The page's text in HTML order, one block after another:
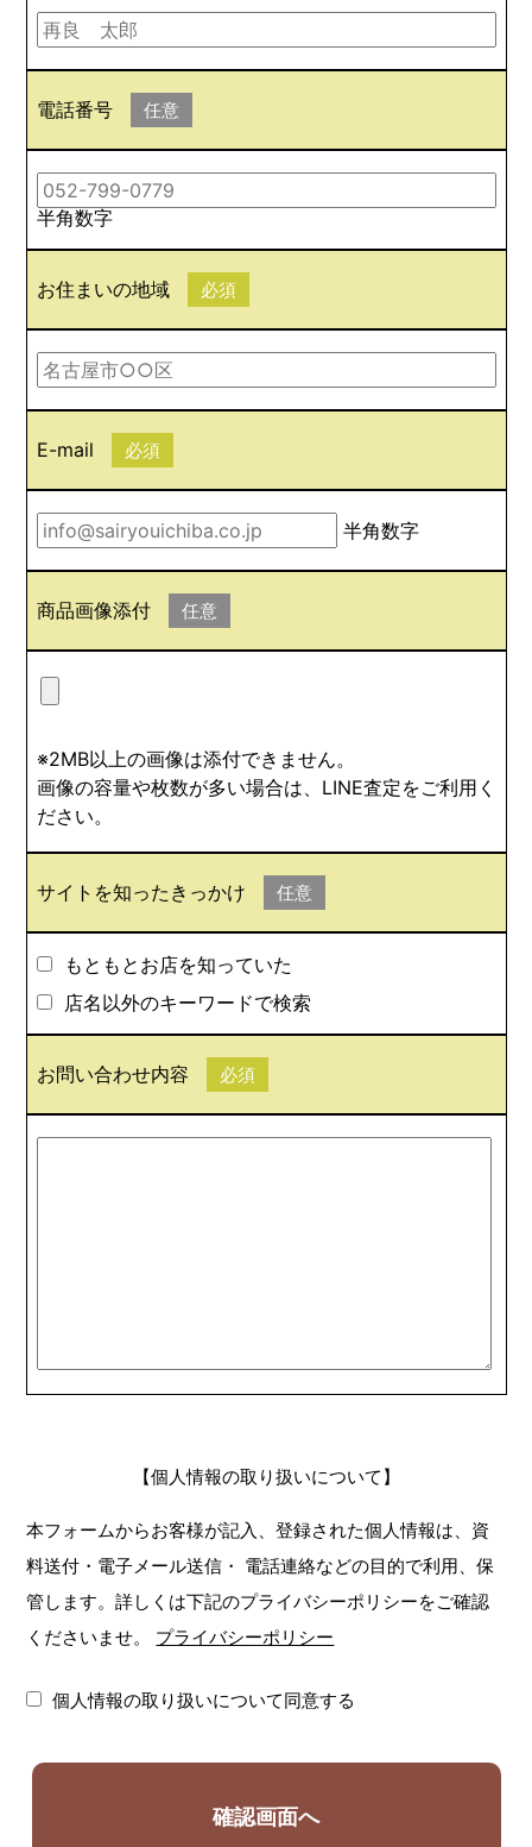
電話番号 任意
半角数字
お住まいの地域 必須
E-mail 必須
半角数字
商品画像添付 任意
※2MB以上の画像は添付できません。
画像の容量や枚数が多い場合は、LINE査定をご利用く
ださい。
サイトを知ったきっかけ 任意
もともとお店を知っていた
店名以外のキーワードで検索
お問い合わせ内容 必須
【個人情報の取り扱いについて】
本フォームからお客様が記入、登録された個人情報は、資
料送付・電子メール送信・ 電話連絡などの目的で利用、保
管します。詳しくは下記のプライバシーポリシーをご確認
くださいませ。
プライバシーポリシー
個人情報の取り扱いについて同意する